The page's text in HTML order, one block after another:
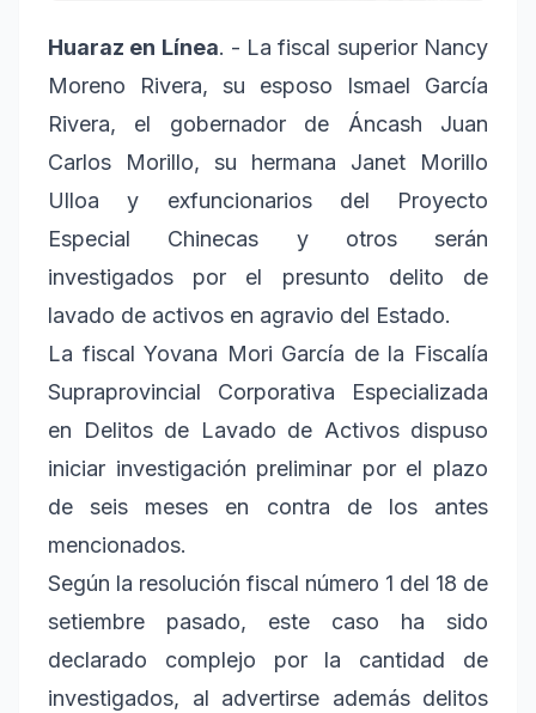
Huaraz en Línea. - La fiscal superior Nancy
Moreno Rivera, su esposo Ismael García
Rivera, el gobernador de Áncash Juan
Carlos Morillo, su hermana Janet Morillo
Ulloa y exfuncionarios del Proyecto
Especial Chinecas y otros serán
investigados por el presunto delito de
lavado de activos en agravio del Estado.
La fiscal Yovana Mori García de la Fiscalía
Supraprovincial Corporativa Especializada
en Delitos de Lavado de Activos dispuso
iniciar investigación preliminar por el plazo
de seis meses en contra de los antes
mencionados.
Según la resolución fiscal número 1 del 18 de
setiembre pasado, este caso ha sido
declarado complejo por la cantidad de
investigados, al advertirse además delitos